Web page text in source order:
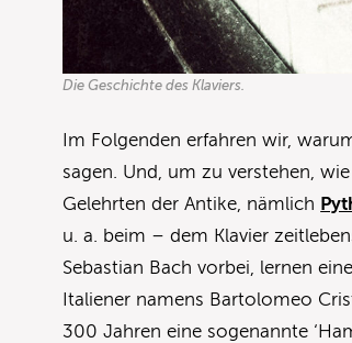
Die Geschichte des Klaviers.
Im Folgenden erfahren wir,
sagen. Und, um zu verstehen,
Gelehrten der Antike, nämlich
u. a. beim – dem Klavier
Sebastian Bach vorbei, lernen
Italiener namens Bartolomeo
300 Jahren eine sogenannte